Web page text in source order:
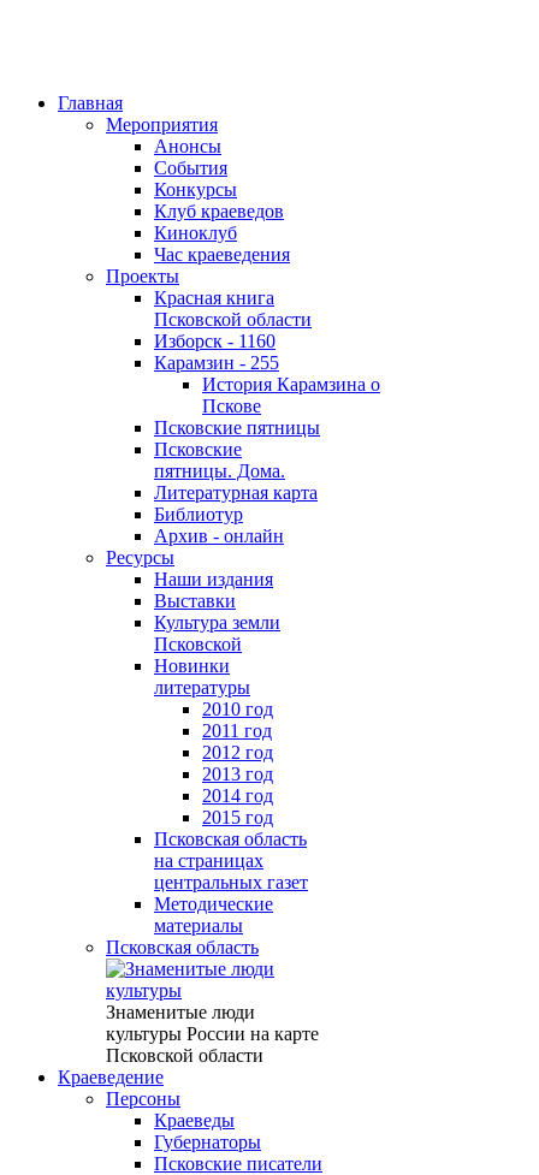
Главная
Мероприятия
Анонсы
События
Конкурсы
Клуб краеведов
Киноклуб
Час краеведения
Проекты
Красная книга
Псковской области
Изборск - 1160
Карамзин - 255
История Карамзина о
Пскове
Псковские пятницы
Псковские
пятницы. Дома.
Литературная карта
Библиотур
Архив - онлайн
Ресурсы
Наши издания
Выставки
Культура земли
Псковской
Новинки
литературы
2010 год
2011 год
2012 год
2013 год
2014 год
2015 год
Псковская область
на страницах
центральных газет
Методические
материалы
Псковская область
Знаменитые люди
культуры России на карте
Псковской области
Краеведение
Персоны
Краеведы
Губернаторы
Псковские писатели